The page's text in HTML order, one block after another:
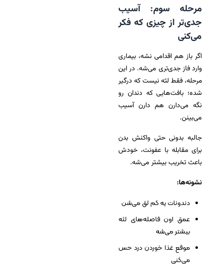
مرحله سوم: آسیب
جدی‌تر از چیزی که فکر
می‌کنی
اگر باز هم اقدامی نشه، بیماری
وارد فاز جدی‌تری می‌شه. در این
مرحله، فقط لثه نیست که درگیر
شده؛ بافت‌هایی که دندان رو
نگه می‌دارن هم دارن آسیب
می‌بینن.
جالبه بدونی حتی واکنش بدن
برای مقابله با عفونت، خودش
باعث تخریب بیشتر می‌شه.
نشونه‌ها:
دندونات یه کم لق می‌شن
عمق اون فاصله‌های لثه
بیشتر می‌شه
موقع غذا خوردن درد حس
می‌کنی